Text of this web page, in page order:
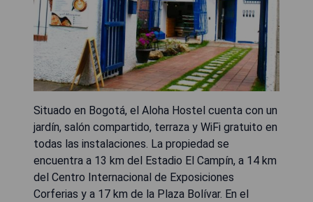
Situado en Bogotá, el Aloha Hostel cuenta con un
jardín, salón compartido, terraza y WiFi gratuito en
todas las instalaciones. La propiedad se
encuentra a 13 km del Estadio El Campín, a 14 km
del Centro Internacional de Exposiciones
Corferias y a 17 km de la Plaza Bolívar. En el